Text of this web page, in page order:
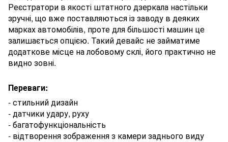
Реєстратори в якості штатного дзеркала настільки
зручні, що вже поставляються із заводу в деяких
марках автомобілів, проте для більшості машин це
залишається опцією. Такий девайс не займатиме
додаткове місце на лобовому склі, його практично не
видно зовні.
Переваги:
- стильний дизайн
- датчики удару, руху
- багатофункціональність
- відтворення зображення з камери заднього виду